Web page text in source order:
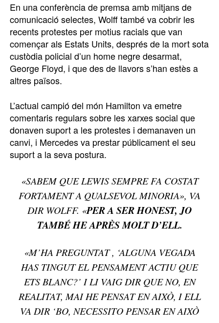
En una conferència de premsa amb mitjans de
comunicació selectes, Wolff també va cobrir les
recents protestes per motius racials que van
començar als Estats Units, després de la mort sota
custòdia policial d’un home negre desarmat,
George Floyd, i que des de llavors s’han estès a
altres països.
L’actual campió del món Hamilton va emetre
comentaris regulars sobre les xarxes social que
donaven suport a les protestes i demanaven un
canvi, i Mercedes va prestar públicament el seu
suport a la seva postura.
«SABEM QUE LEWIS SEMPRE FA COSTAT
FORTAMENT A QUALSEVOL MINORIA», VA
DIR WOLFF. «PER A SER HONEST, JO
TAMBÉ HE APRÈS MOLT D’ELL.
«M’HA PREGUNTAT , ‘ALGUNA VEGADA
HAS TINGUT EL PENSAMENT ACTIU QUE
ETS BLANC?’ I LI VAIG DIR QUE NO, EN
REALITAT, MAI HE PENSAT EN AIXÒ, I ELL
VA DIR ‘BO, NECESSITO PENSAR EN AIXÒ